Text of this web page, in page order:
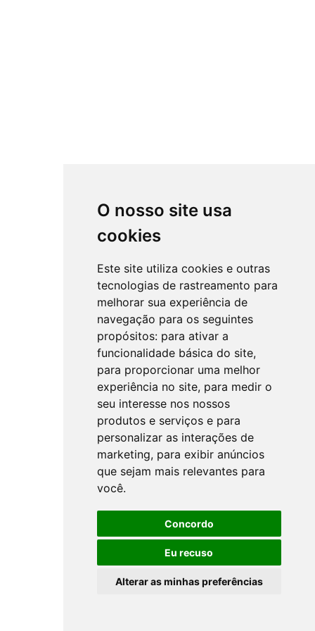
O nosso site usa
cookies
Este site utiliza cookies e outras
tecnologias de rastreamento para
melhorar sua experiência de
navegação para os seguintes
propósitos: para ativar a
funcionalidade básica do site,
para proporcionar uma melhor
experiência no site, para medir o
seu interesse nos nossos
produtos e serviços e para
personalizar as interações de
marketing, para exibir anúncios
que sejam mais relevantes para
você.
Concordo
Eu recuso
Alterar as minhas preferências